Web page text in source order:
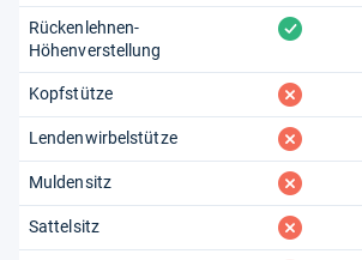
Rückenlehnen-
Höhenverstellung
vorhanden
Kopfstütze fehlt
Lendenwirbelstütze fehlt
Muldensitz fehlt
Sattelsitz fehlt